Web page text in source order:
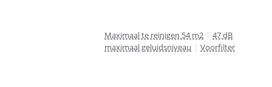
Maximaal te reinigen 54 m2 | 47 dB
maximaal geluidsniveau | Voorfilter